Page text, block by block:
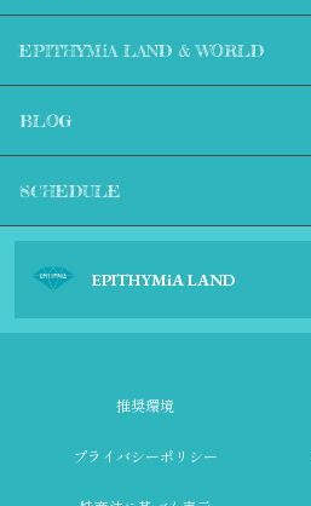
EPITHYMiA LAND & WORLD
BLOG
SCHEDULE
EPITHYMiA LAND
推奨環境
プライバシーポリシー